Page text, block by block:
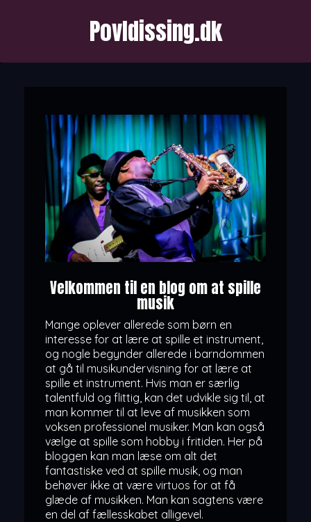
Povldissing.dk
Velkommen til en blog om at spille
musik
Mange oplever allerede som børn en
interesse for at lære at spille et instrument,
og nogle begynder allerede i barndommen
at gå til musikundervisning for at lære at
spille et instrument. Hvis man er særlig
talentfuld og flittig, kan det udvikle sig til, at
man kommer til at leve af musikken som
voksen professionel musiker. Man kan også
vælge at spille som hobby i fritiden. Her på
bloggen kan man læse om alt det
fantastiske ved at spille musik, og man
behøver ikke at være virtuos for at få
glæde af musikken. Man kan sagtens være
en del af fællesskabet alligevel.